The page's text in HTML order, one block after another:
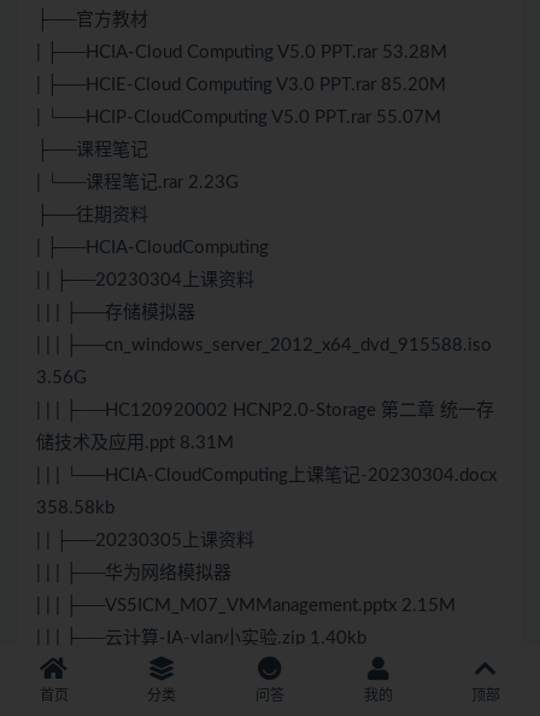
├──官方教材
| ├──HCIA-Cloud Computing V5.0 PPT.rar 53.28M
| ├──HCIE-Cloud Computing V3.0 PPT.rar 85.20M
| └──HCIP-CloudComputing V5.0 PPT.rar 55.07M
├──课程笔记
| └──课程笔记.rar 2.23G
├──往期资料
| ├──HCIA-CloudComputing
| | ├──20230304上课资料
| | | ├──存储模拟器
| | | ├──cn_windows_server_2012_x64_dvd_915588.iso
3.56G
| | | ├──HC120920002 HCNP2.0-Storage 第二章 统一存
储技术及应用.ppt 8.31M
| | | └──HCIA-CloudComputing上课笔记-20230304.docx
358.58kb
| | ├──20230305上课资料
| | | ├──华为网络模拟器
| | | ├──VS5ICM_M07_VMManagement.pptx 2.15M
| | | ├──云计算-IA-vlan小实验.zip 1.40kb
| | | └──云计算VLAN实验需求图.docx 131.88kb
| | ├──FusionAccess_8.0.2
首页 分类 问答 我的 顶部